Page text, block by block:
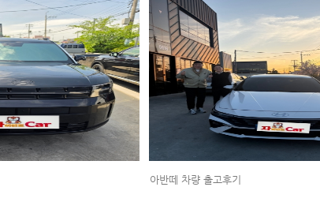
아반떼 차량 출고후기